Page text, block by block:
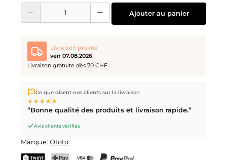
Quantité de produit : Entrez la quantité souhaitée ou utilisez les boutons
Ajouter au panier
Livraison prévue
ven 07.08.2026
Livraison gratuite dès 70 CHF
Nous expédions directement depuis notre entrepôt à Kriens,
en Suisse.Livraison gratuitedèsCHF 70
passées avant
livraison leprochain jour ouvrable par la Poste Suisse.
Ce que disent nos clients sur la livraison
★★★★★
“Bonne qualité des produits et livraison rapide.”
Avis clients vérifiés
Marque: Ototo